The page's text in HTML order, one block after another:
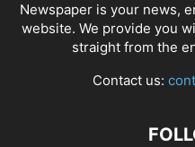
Newspaper is your news,
website. We provide you
straight from the
Contact us: